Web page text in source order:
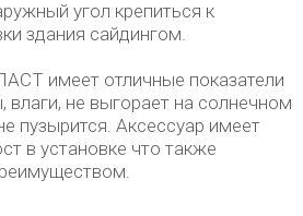
угол крепиться к
здания сайдингом.
имеет отличные показатели
не выгорает на солнечном
пузырится. Аксессуар имеет
в установке что также